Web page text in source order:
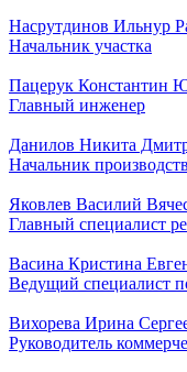
Насрутдинов Ильнур
Начальник участка
Пацерук Константин
Главный инженер
Данилов Никита
Начальник
Яковлев Василий
Главный специалист
Васина Кристина
Ведущий специалист
Вихорева Ирина
Руководитель